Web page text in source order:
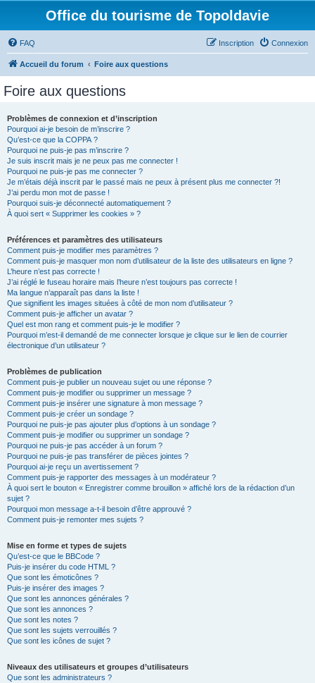
Office du tourisme de Topoldavie
FAQ Connexion
Inscription
Accueil du forum Foire aux questions
Foire aux questions
Problèmes de connexion et d’inscription
Pourquoi ai-je besoin de m’inscrire ?
Qu’est-ce que la COPPA ?
Pourquoi ne puis-je pas m’inscrire ?
Je suis inscrit mais je ne peux pas me connecter !
Pourquoi ne puis-je pas me connecter ?
Je m’étais déjà inscrit par le passé mais ne peux à présent plus me connecter ?!
J’ai perdu mon mot de passe !
Pourquoi suis-je déconnecté automatiquement ?
À quoi sert « Supprimer les cookies » ?
Préférences et paramètres des utilisateurs
Comment puis-je modifier mes paramètres ?
Comment puis-je masquer mon nom d’utilisateur de la liste des utilisateurs en ligne ?
L’heure n’est pas correcte !
J’ai réglé le fuseau horaire mais l’heure n’est toujours pas correcte !
Ma langue n’apparaît pas dans la liste !
Que signifient les images situées à côté de mon nom d’utilisateur ?
Comment puis-je afficher un avatar ?
Quel est mon rang et comment puis-je le modifier ?
Pourquoi m’est-il demandé de me connecter lorsque je clique sur le lien de courrier
électronique d’un utilisateur ?
Problèmes de publication
Comment puis-je publier un nouveau sujet ou une réponse ?
Comment puis-je modifier ou supprimer un message ?
Comment puis-je insérer une signature à mon message ?
Comment puis-je créer un sondage ?
Pourquoi ne puis-je pas ajouter plus d’options à un sondage ?
Comment puis-je modifier ou supprimer un sondage ?
Pourquoi ne puis-je pas accéder à un forum ?
Pourquoi ne puis-je pas transférer de pièces jointes ?
Pourquoi ai-je reçu un avertissement ?
Comment puis-je rapporter des messages à un modérateur ?
À quoi sert le bouton « Enregistrer comme brouillon » affiché lors de la rédaction d’un
sujet ?
Pourquoi mon message a-t-il besoin d’être approuvé ?
Comment puis-je remonter mes sujets ?
Mise en forme et types de sujets
Qu’est-ce que le BBCode ?
Puis-je insérer du code HTML ?
Que sont les émoticônes ?
Puis-je insérer des images ?
Que sont les annonces générales ?
Que sont les annonces ?
Que sont les notes ?
Que sont les sujets verrouillés ?
Que sont les icônes de sujet ?
Niveaux des utilisateurs et groupes d’utilisateurs
Que sont les administrateurs ?